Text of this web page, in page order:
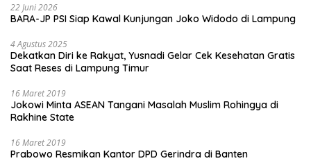
22 Juni 2026
BARA-JP PSI Siap Kawal Kunjungan Joko Widodo di Lampung
4 Agustus 2025
Dekatkan Diri ke Rakyat, Yusnadi Gelar Cek Kesehatan Gratis
Saat Reses di Lampung Timur
16 Maret 2019
Jokowi Minta ASEAN Tangani Masalah Muslim Rohingya di
Rakhine State
16 Maret 2019
Prabowo Resmikan Kantor DPD Gerindra di Banten